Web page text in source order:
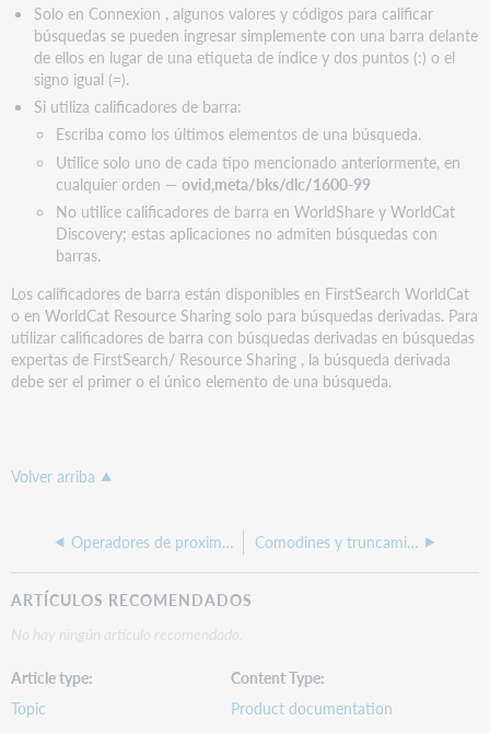
Solo en Connexion , algunos valores y códigos para calificar
búsquedas se pueden ingresar simplemente con una barra delante
de ellos en lugar de una etiqueta de índice y dos puntos (:) o el
signo igual (=).
Si utiliza calificadores de barra:
Escriba como los últimos elementos de una búsqueda.
Utilice solo uno de cada tipo mencionado anteriormente, en
cualquier orden — ovid,meta/bks/dlc/1600-99
No utilice calificadores de barra en WorldShare y WorldCat
Discovery; estas aplicaciones no admiten búsquedas con
barras.
Los calificadores de barra están disponibles en FirstSearch WorldCat
o en WorldCat Resource Sharing solo para búsquedas derivadas. Para
utilizar calificadores de barra con búsquedas derivadas en búsquedas
expertas de FirstSearch/ Resource Sharing , la búsqueda derivada
debe ser el primer o el único elemento de una búsqueda.
Volver arriba
Operadores de proximidad Comodines y truncamiento
ARTÍCULOS RECOMENDADOS
No hay ningún artículo recomendado.
Article type
Topic
Content Type
Product documentation